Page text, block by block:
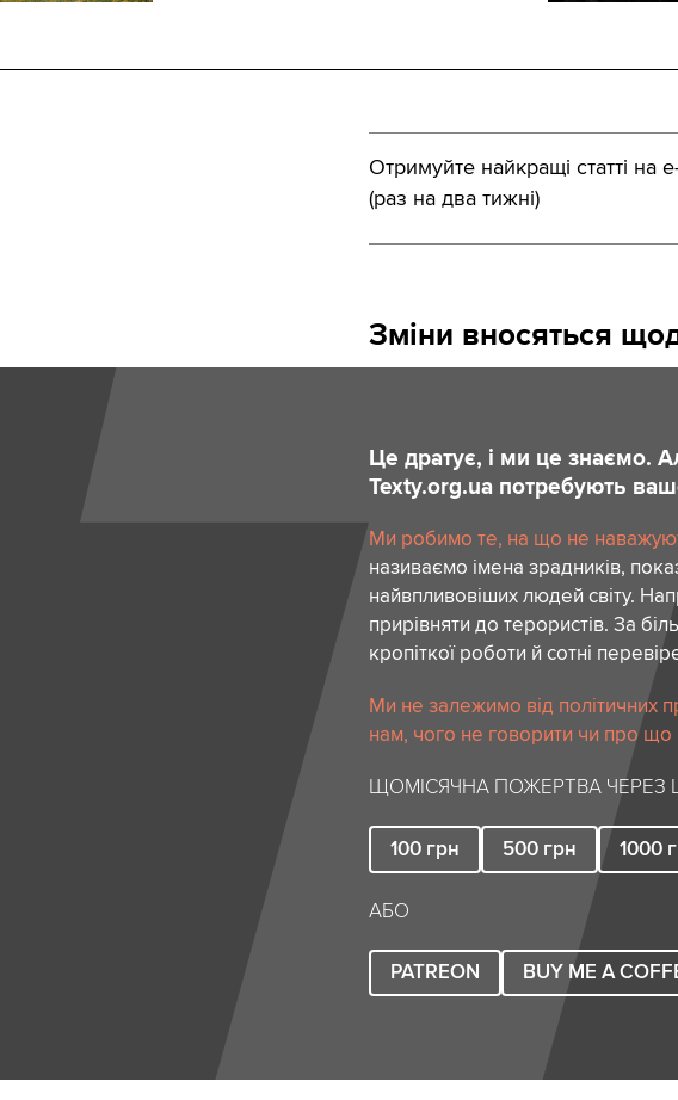
Отримуйте найкращі статті на
(раз на два тижні)
Зміни вносяться
Це дратує, і ми це знаємо.
Texty.org.ua потребують
Ми робимо те, на що не
називаємо імена зрадників,
найвпливовіших людей світу.
прирівняти до терористів. За
кропіткої роботи й сотні
Ми не залежимо від політичних
нам, чого не говорити чи про що
ЩОМІСЯЧНА ПОЖЕРТВА ЧЕРЕЗ
100 грн 500 грн 1000
АБО
PATREON BUY ME A